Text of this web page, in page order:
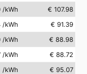
/kWh
€ 107.98
/kWh
€ 91.39
/kWh
€ 88.98
/kWh
€ 88.72
/kWh
€ 95.07